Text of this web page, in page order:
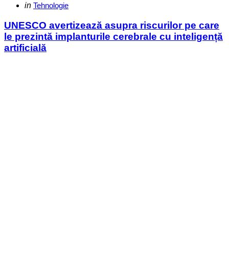
Categories
Posted
in Tehnologie
UNESCO avertizează asupra riscurilor pe care
le prezintă implanturile cerebrale cu inteligență
artificială